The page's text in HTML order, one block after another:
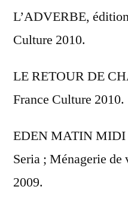
L’ADVERBE,
Culture 2010.
LE RETOUR DE
France Culture 2010.
EDEN MATIN MIDI
Seria ; Ménagerie de
2009.